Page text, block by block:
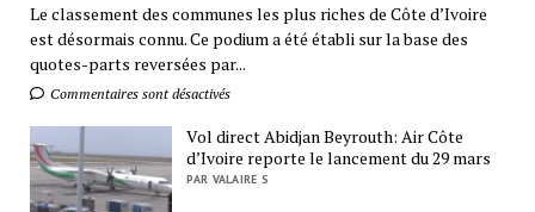
Le classement des communes les plus riches de Côte d’Ivoire
est désormais connu. Ce podium a été établi sur la base des
quotes-parts reversées par...
Commentaires sont désactivés
Vol direct Abidjan Beyrouth: Air Côte
d’Ivoire reporte le lancement du 29 mars
PAR VALAIRE S